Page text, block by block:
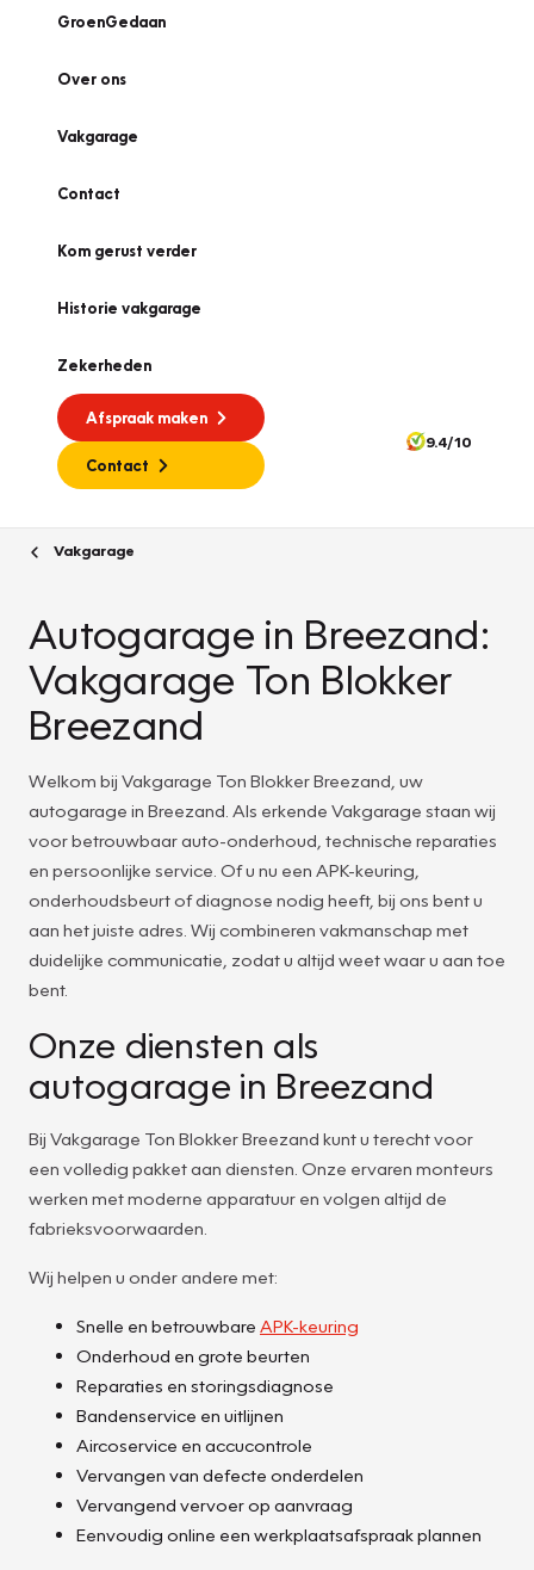
GroenGedaan
Over ons
Vakgarage
Contact
Kom gerust verder
Historie vakgarage
Zekerheden
Afspraak maken
Contact
9.4/10
Vakgarage
Autogarage in Breezand:
Vakgarage Ton Blokker
Breezand
Welkom bij Vakgarage Ton Blokker Breezand, uw
autogarage in Breezand. Als erkende Vakgarage staan wij
voor betrouwbaar auto-onderhoud, technische reparaties
en persoonlijke service. Of u nu een APK-keuring,
onderhoudsbeurt of diagnose nodig heeft, bij ons bent u
aan het juiste adres. Wij combineren vakmanschap met
duidelijke communicatie, zodat u altijd weet waar u aan toe
bent.
Onze diensten als
autogarage in Breezand
Bij Vakgarage Ton Blokker Breezand kunt u terecht voor
een volledig pakket aan diensten. Onze ervaren monteurs
werken met moderne apparatuur en volgen altijd de
fabrieksvoorwaarden.
Wij helpen u onder andere met:
Snelle en betrouwbare APK-keuring
Onderhoud en grote beurten
Reparaties en storingsdiagnose
Bandenservice en uitlijnen
Aircoservice en accucontrole
Vervangen van defecte onderdelen
Vervangend vervoer op aanvraag
Eenvoudig online een werkplaatsafspraak plannen